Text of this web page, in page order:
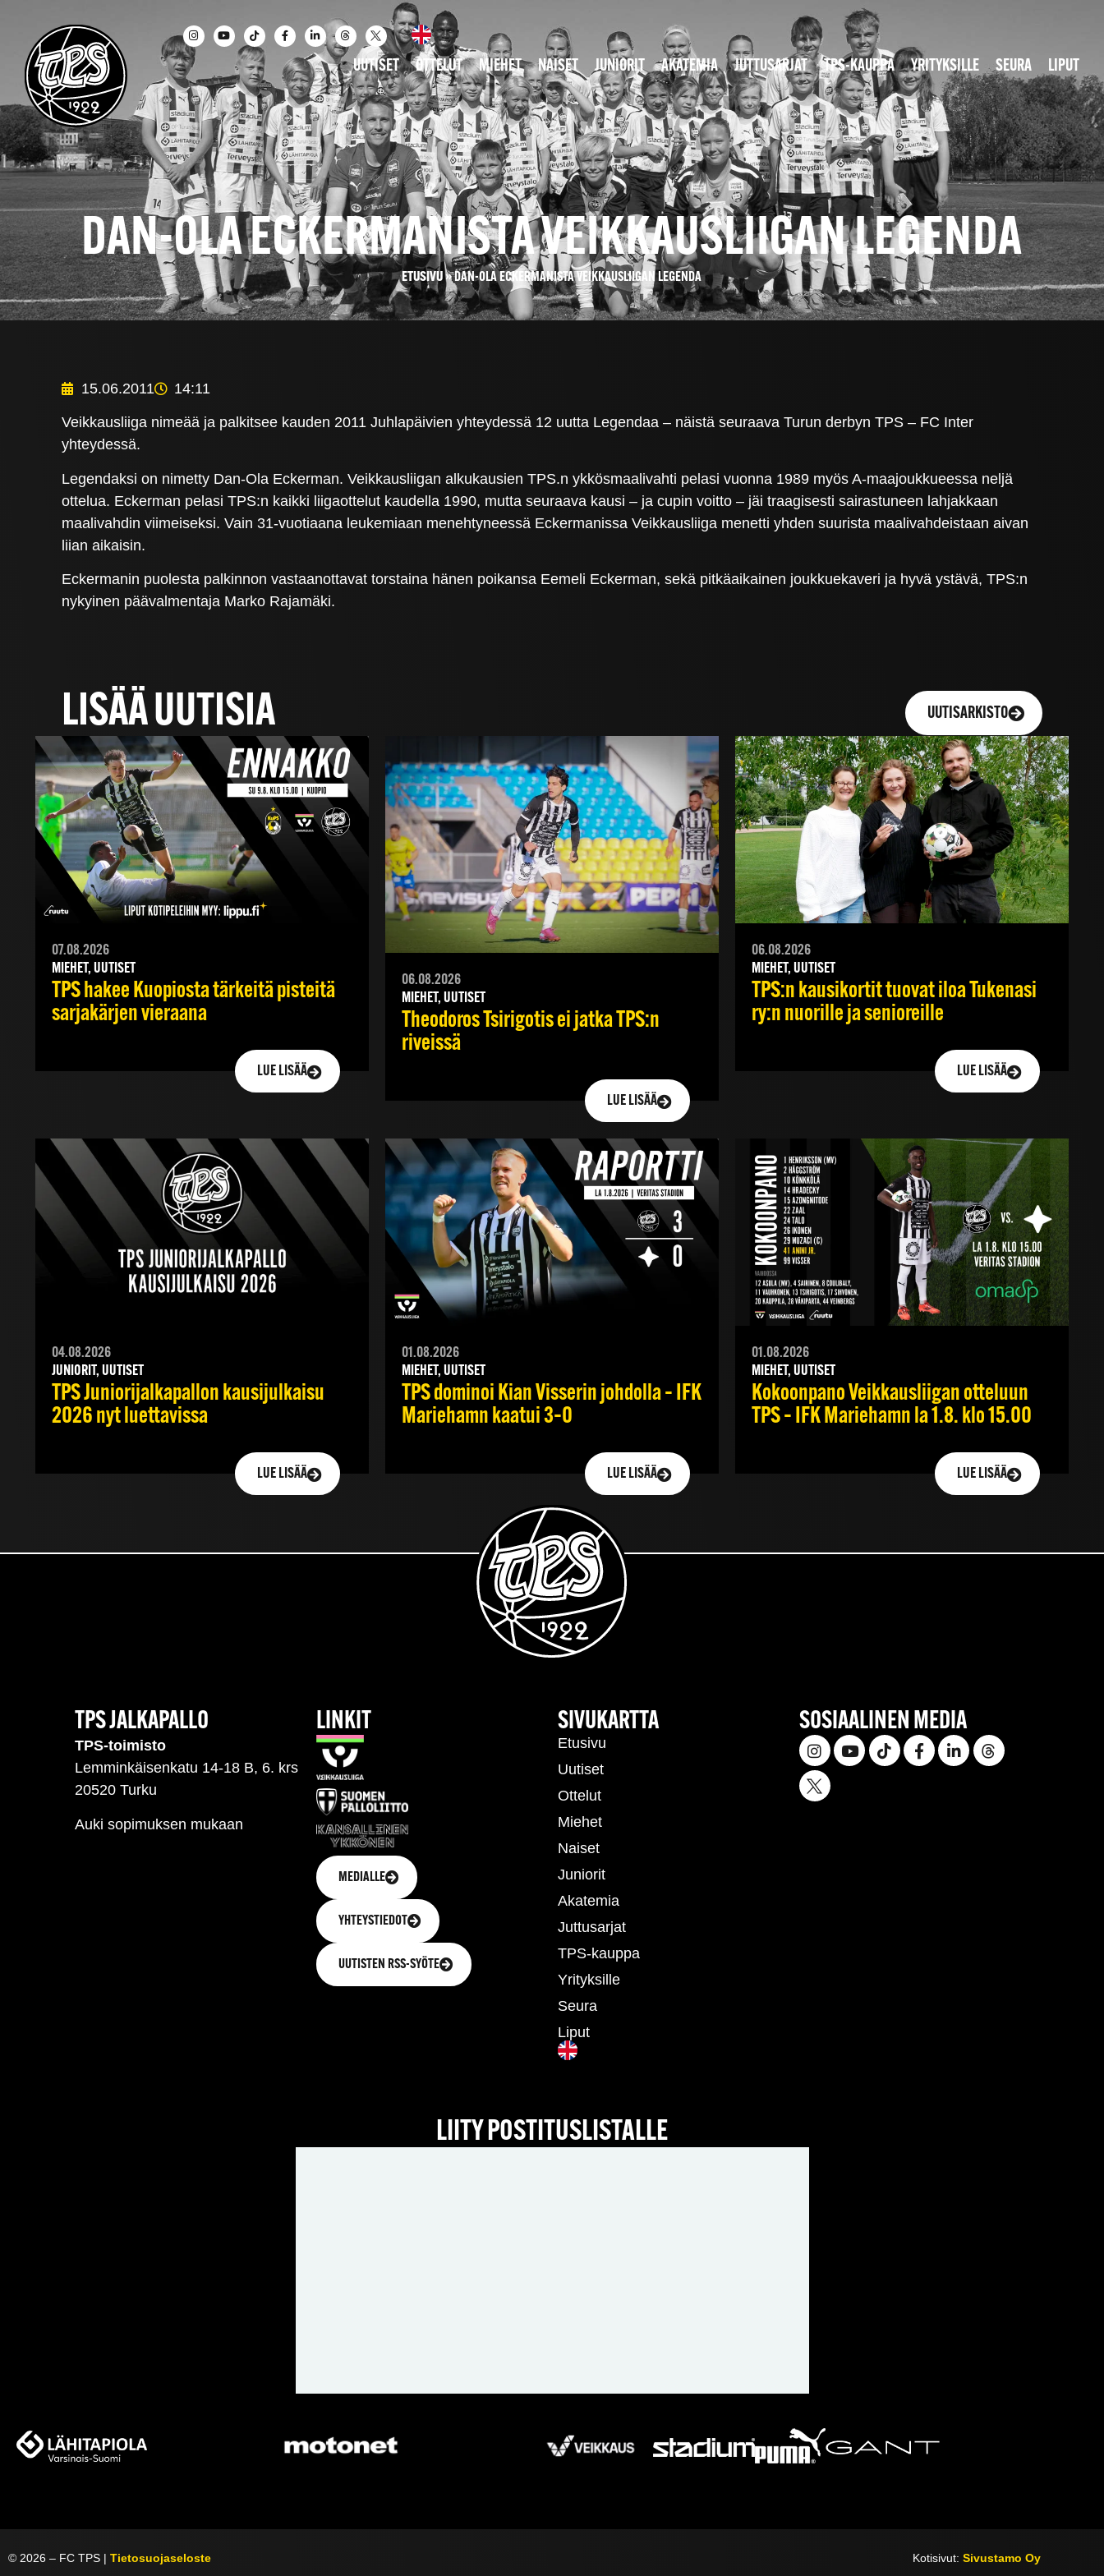
UUTISET OTTELUT MIEHET NAISET JUNIORIT AKATEMIA JUTTUSARJAT TPS-KAUPPA YRITYKSILLE SEURA LIPUT
DAN-OLA ECKERMANISTA VEIKKAUSLIIGAN LEGENDA
ETUSIVU»DAN-OLA ECKERMANISTA VEIKKAUSLIIGAN LEGENDA
15.06.2011 14:11
Veikkausliiga nimeää ja palkitsee kauden 2011 Juhlapäivien yhteydessä 12 uutta Legendaa – näistä seuraava Turun derbyn TPS – FC Inter
yhteydessä.
Legendaksi on nimetty Dan-Ola Eckerman. Veikkausliigan alkukausien TPS.n ykkösmaalivahti pelasi vuonna 1989 myös A-maajoukkueessa neljä
ottelua. Eckerman pelasi TPS:n kaikki liigaottelut kaudella 1990, mutta seuraava kausi – ja cupin voitto – jäi traagisesti sairastuneen lahjakkaan
maalivahdin viimeiseksi. Vain 31-vuotiaana leukemiaan menehtyneessä Eckermanissa Veikkausliiga menetti yhden suurista maalivahdeistaan aivan
liian aikaisin.
Eckermanin puolesta palkinnon vastaanottavat torstaina hänen poikansa Eemeli Eckerman, sekä pitkäaikainen joukkuekaveri ja hyvä ystävä, TPS:n
nykyinen päävalmentaja Marko Rajamäki.
LISÄÄ UUTISIA UUTISARKISTO
07.08.2026
MIEHET, UUTISET
TPS hakee Kuopiosta tärkeitä pisteitä
sarjakärjen vieraana
LUE LISÄÄ
06.08.2026
MIEHET, UUTISET
Theodoros Tsirigotis ei jatka TPS:n
riveissä
LUE LISÄÄ
06.08.2026
MIEHET, UUTISET
TPS:n kausikortit tuovat iloa Tukenasi
ry:n nuorille ja senioreille
LUE LISÄÄ
04.08.2026
JUNIORIT, UUTISET
TPS Juniorijalkapallon kausijulkaisu
2026 nyt luettavissa
LUE LISÄÄ
01.08.2026
MIEHET, UUTISET
TPS dominoi Kian Visserin johdolla – IFK
Mariehamn kaatui 3–0
LUE LISÄÄ
01.08.2026
MIEHET, UUTISET
Kokoonpano Veikkausliigan otteluun
TPS – IFK Mariehamn la 1.8. klo 15.00
LUE LISÄÄ
TPS JALKAPALLO
TPS-toimisto
Lemminkäisenkatu 14-18 B, 6. krs
20520 Turku
Auki sopimuksen mukaan
LINKIT
MEDIALLE
YHTEYSTIEDOT
UUTISTEN RSS-SYÖTE
SIVUKARTTA
Etusivu
Uutiset
Ottelut
Miehet
Naiset
Juniorit
Akatemia
Juttusarjat
TPS-kauppa
Yrityksille
Seura
Liput
SOSIAALINEN MEDIA
LIITY POSTITUSLISTALLE
© 2026 – FC TPS | Tietosuojaseloste Kotisivut: Sivustamo Oy